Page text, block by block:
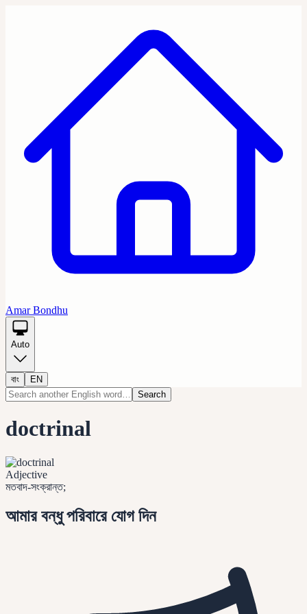
Amar Bondhu
Auto
বাং
EN
Search
doctrinal
Adjective
মতবাদ-সংক্রান্ত;
আমার বন্ধু পরিবারে যোগ দিন